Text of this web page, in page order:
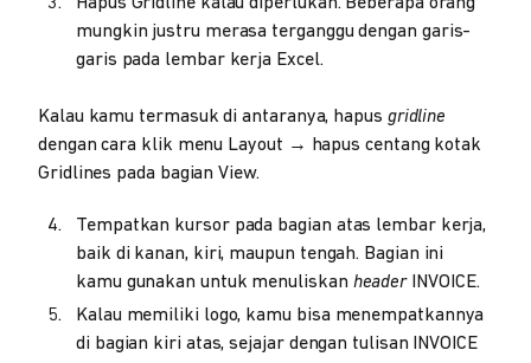
mungkin justru merasa terganggu dengan garis-
garis pada lembar kerja Excel.
Kalau kamu termasuk di antaranya, hapus gridline
dengan cara klik menu Layout → hapus centang kotak
Gridlines pada bagian View.
Tempatkan kursor pada bagian atas lembar kerja,
baik di kanan, kiri, maupun tengah. Bagian ini
kamu gunakan untuk menuliskan header
INVOICE.
Kalau memiliki logo, kamu bisa menempatkannya
di bagian kiri atas, sejajar dengan tulisan INVOICE